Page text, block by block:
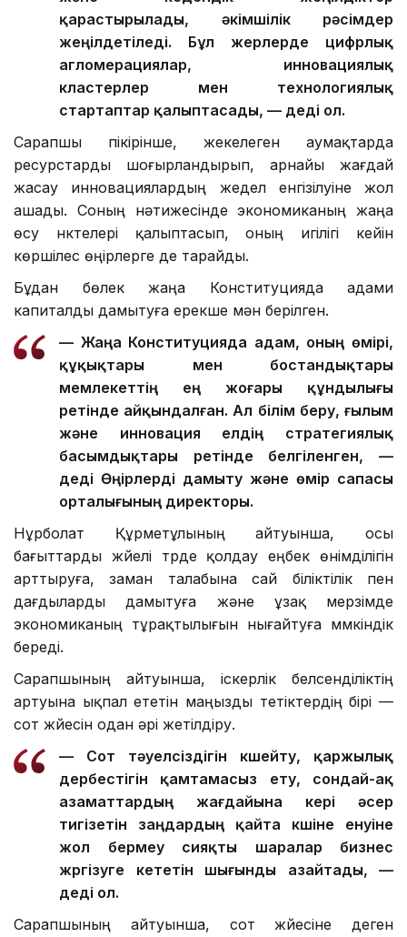
қарастырылады, әкімшілік рәсімдер
жеңілдетіледі. Бұл жерлерде цифрлық
агломерациялар, инновациялық
кластерлер мен технологиялық
стартаптар қалыптасады, — деді ол.
Сарапшы пікірінше, жекелеген аумақтарда
ресурстарды шоғырландырып, арнайы жағдай
жасау инновациялардың жедел енгізілуіне жол
ашады. Соның нәтижесінде экономиканың жаңа
өсу нүктелері қалыптасып, оның игілігі кейін
көршілес өңірлерге де тарайды.
Бұдан бөлек жаңа Конституцияда адами
капиталды дамытуға ерекше мән берілген.
— Жаңа Конституцияда адам, оның өмірі,
құқықтары мен бостандықтары
мемлекеттің ең жоғары құндылығы
ретінде айқындалған. Ал білім беру, ғылым
және инновация елдің стратегиялық
басымдықтары ретінде белгіленген, —
деді Өңірлерді дамыту және өмір сапасы
орталығының директоры.
Нұрболат Құрметұлының айтуынша, осы
бағыттарды жүйелі түрде қолдау еңбек өнімділігін
арттыруға, заман талабына сай біліктілік пен
дағдыларды дамытуға және ұзақ мерзімде
экономиканың тұрақтылығын нығайтуға мүмкіндік
береді.
Сарапшының айтуынша, іскерлік белсенділіктің
артуына ықпал ететін маңызды тетіктердің бірі —
сот жүйесін одан әрі жетілдіру.
— Сот тәуелсіздігін күшейту, қаржылық
дербестігін қамтамасыз ету, сондай-ақ
азаматтардың жағдайына кері әсер
тигізетін заңдардың қайта күшіне енуіне
жол бермеу сияқты шаралар бизнес
жүргізуге кететін шығынды азайтады, —
деді ол.
Сарапшының айтуынша, сот жүйесіне деген